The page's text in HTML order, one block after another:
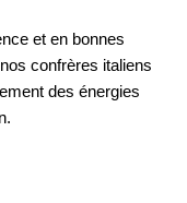
et en bonnes
confrères italiens
des énergies